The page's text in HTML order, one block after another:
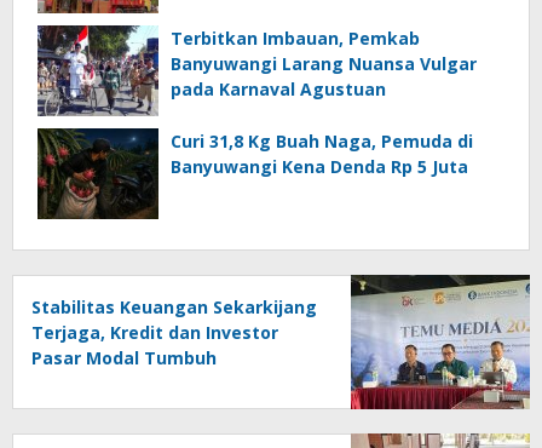
Terbitkan Imbauan, Pemkab
Banyuwangi Larang Nuansa Vulgar
pada Karnaval Agustuan
Curi 31,8 Kg Buah Naga, Pemuda di
Banyuwangi Kena Denda Rp 5 Juta
Stabilitas Keuangan Sekarkijang
Terjaga, Kredit dan Investor
Pasar Modal Tumbuh